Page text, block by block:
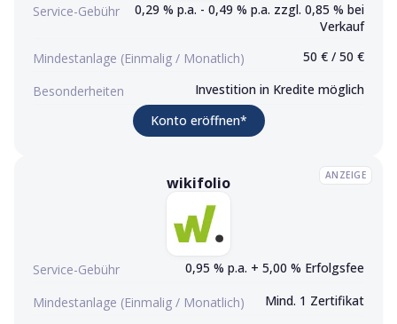
Service-Gebühr
0,29 % p.a. - 0,49 % p.a. zzgl. 0,85 % bei
Verkauf
Mindestanlage (Einmalig / Monatlich)
50 € / 50 €
Besonderheiten
Investition in Kredite möglich
Konto eröffnen*(Werbelink)
Konto eröffnen (Werbelink) ANZEIGE
wikifolio
Service-Gebühr 0,95 % p.a. + 5,00 % Erfolgsfee
Mindestanlage (Einmalig / Monatlich) Mind. 1 Zertifikat